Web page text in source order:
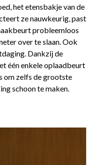
het etensbakje van de
ze nauwkeurig, past
probleemloos
over te slaan. Ook
Dankzij de
één enkele oplaadbeurt
om zelfs de grootste
schoon te maken.